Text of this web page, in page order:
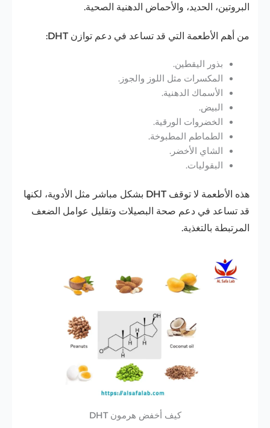
البروتين، الحديد، والأحماض الدهنية الصحية.
من أهم الأطعمة التي قد تساعد في دعم توازن DHT:
بذور اليقطين.
المكسرات مثل اللوز والجوز.
الأسماك الدهنية.
البيض.
الخضروات الورقية.
الطماطم المطبوخة.
الشاي الأخضر.
البقوليات.
هذه الأطعمة لا توقف DHT بشكل مباشر مثل الأدوية، لكنها
قد تساعد في دعم صحة البصيلات وتقليل عوامل الضعف
المرتبطة بالتغذية.
كيف أخفض هرمون DHT